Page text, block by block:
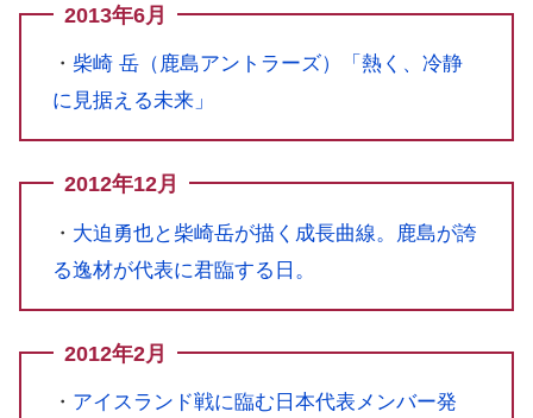
2013年6月
・ 柴崎 岳（鹿島アントラーズ）「熱く、冷静
に見据える未来」
2012年12月
・ 大迫勇也と柴崎岳が描く成長曲線。鹿島が誇
る逸材が代表に君臨する日。
2012年2月
・ アイスランド戦に臨む日本代表メンバー発